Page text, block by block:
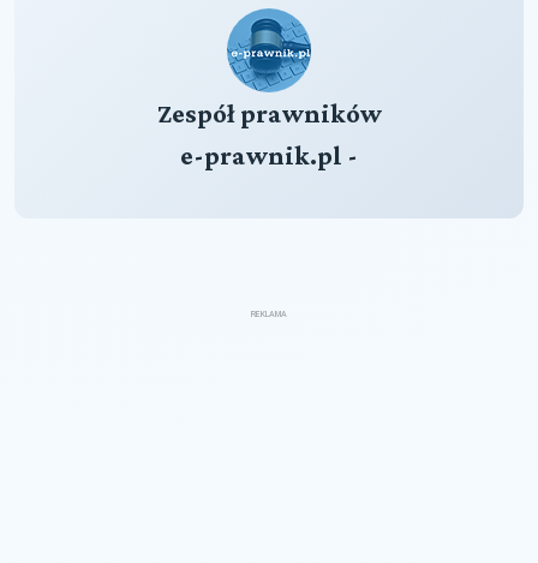
Zespół prawników
e-prawnik.pl -
REKLAMA